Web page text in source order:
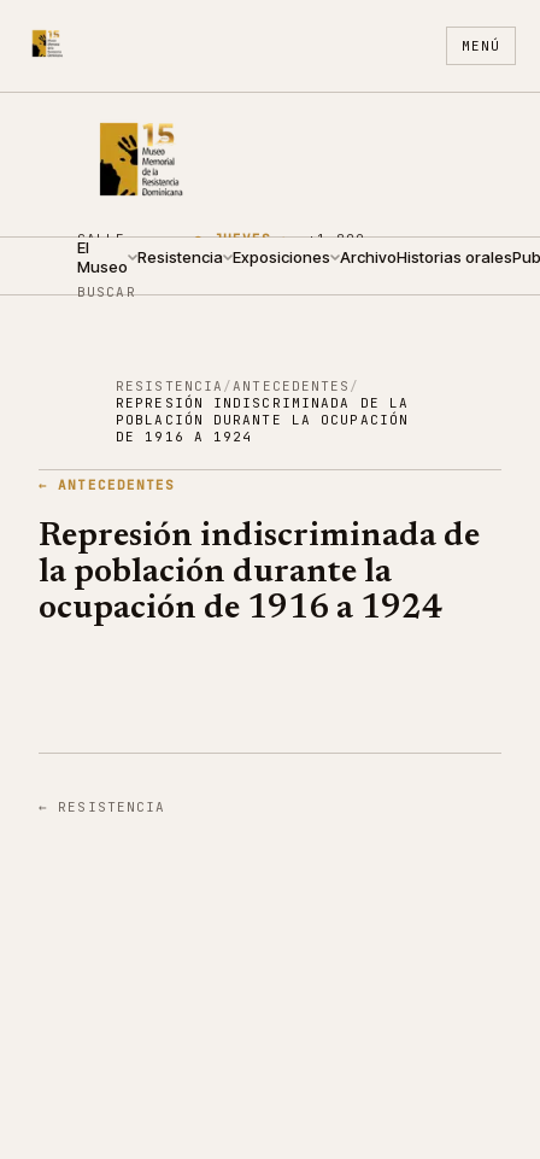
MENÚ
CALLE
ARZOBISPO
NOUEL 210
●JUEVES ·
09:00 —
+1 809
688
ES EN
El
Museo Resistencia Exposiciones ArchivoHistorias orales
BUSCAR
RESISTENCIA /ANTECEDENTES /
REPRESIÓN INDISCRIMINADA DE LA
POBLACIÓN DURANTE LA OCUPACIÓN
DE 1916 A 1924
←ANTECEDENTES
Represión indiscriminada de
la población durante la
ocupación de 1916 a 1924
← RESISTENCIA